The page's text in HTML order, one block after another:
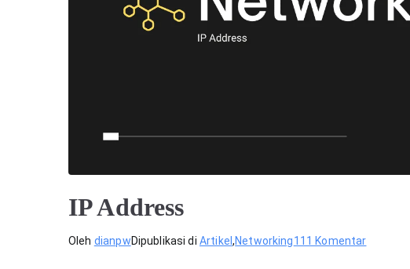
IP Address
Oleh dianpwDipublikasi di Artikel ,Networking111 Komentarpada